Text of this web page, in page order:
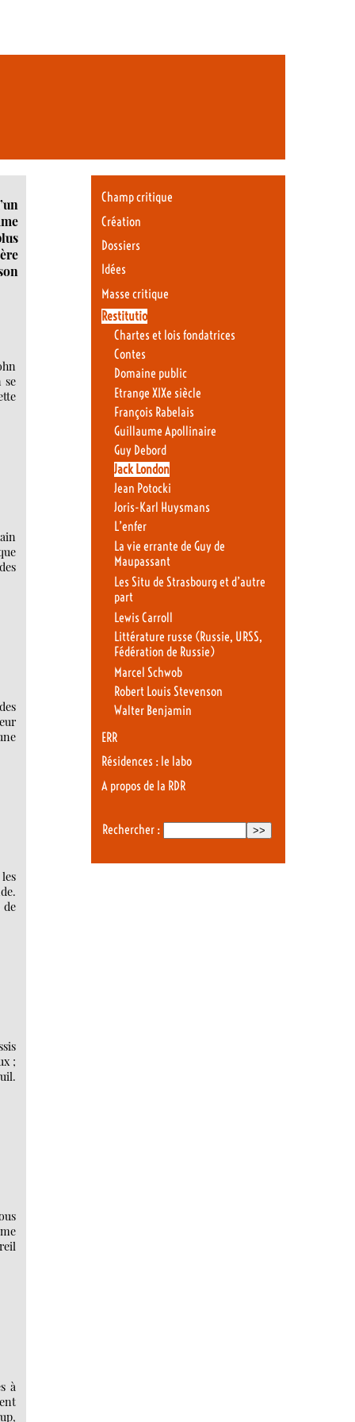
se
;
à
Champ critique
Création
Dossiers
Idées
Masse critique
Restitutio
Chartes et lois fondatrices
Contes
Domaine public
Etrange XIXe siècle
François Rabelais
Guillaume Apollinaire
Guy Debord
Jack London
Jean Potocki
Joris-Karl Huysmans
L’enfer
La vie errante de Guy de
Maupassant
Les Situ de Strasbourg et d’autre
part
Lewis Carroll
Littérature russe (Russie, URSS,
Fédération de Russie)
Marcel Schwob
Robert Louis Stevenson
Walter Benjamin
ERR
Résidences : le labo
A propos de la RDR
Rechercher :